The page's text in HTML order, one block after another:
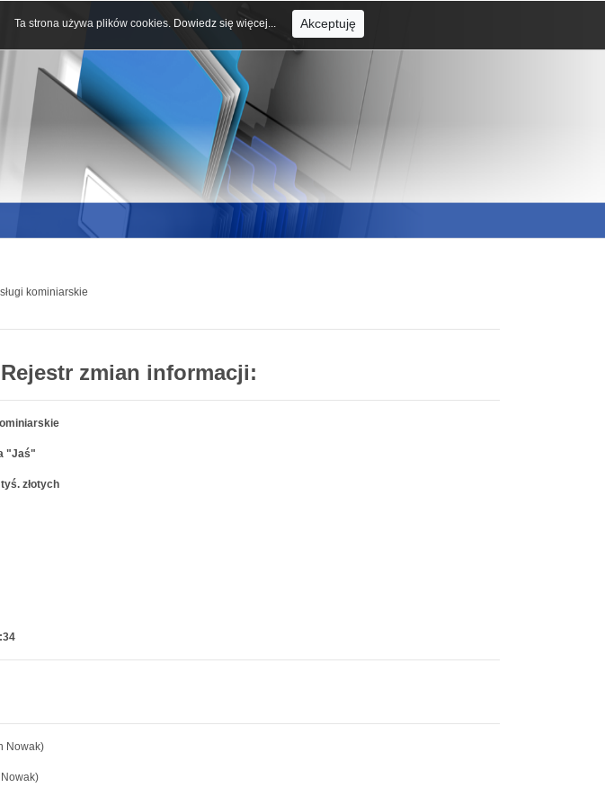
kominiarskie
Rejestr zmian informacji:
"Jaś"
złotych
Nowak)
Nowak)
Ta strona używa plików cookies. Dowiedz się więcej... Akceptuję